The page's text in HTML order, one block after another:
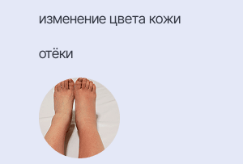
изменение цвета кожи
отёки